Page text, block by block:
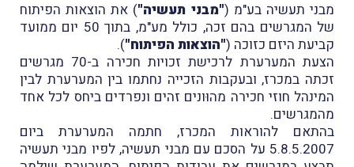
מבני תעשיה בע"מ ("מבני תעשיה") את הוצאות הפיתוח
של המגרשים בהם זכה, כולל מע"מ, בתוך 50 יום ממועד
קביעת היזם כזוכה ("הוצאות הפיתוח").
הצעת המערערת לרכישת זכויות חכירה ב-70 מגרשים
זכתה במכרז, ובעקבות הזכייה נחתמו בין המערערת לבין
המינהל חוזי חכירה מהוּונים זהים ונפרדים ביחס לכל אחד
מהמגרשים.
בהתאם להוראות המכרז, חתמה המערערת ביום
5.8.5.2007 על הסכם עם מבני תעשיה, לפיו מבני תעשיה